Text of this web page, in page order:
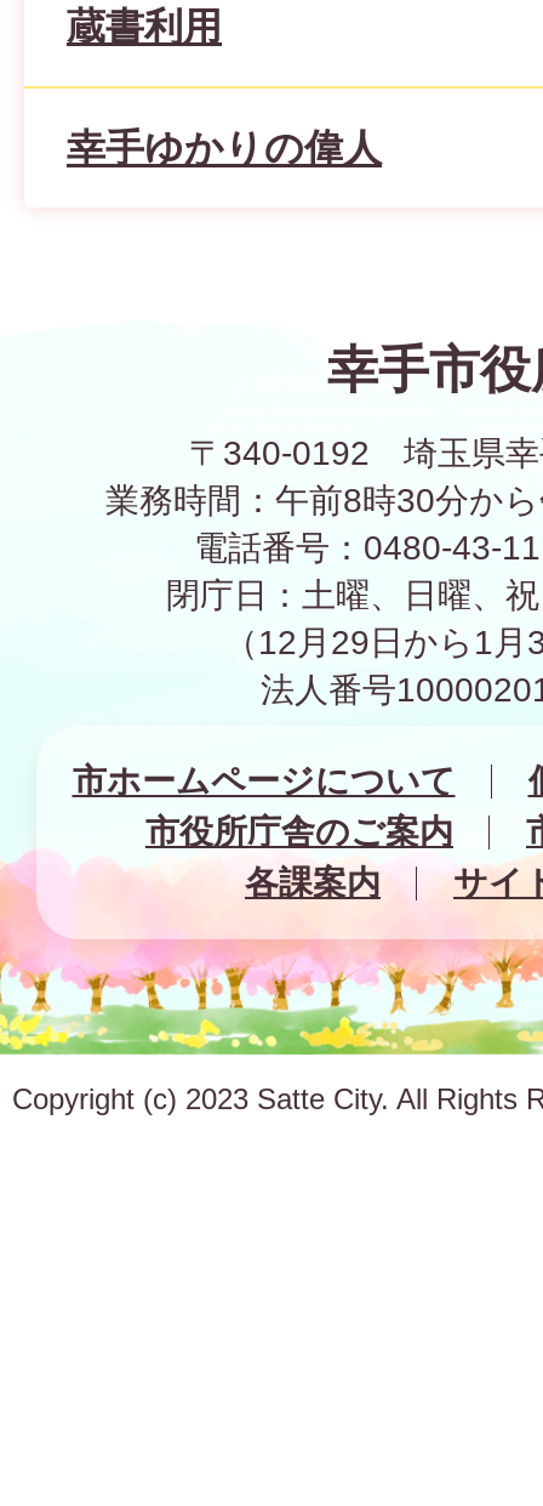
蔵書利用
幸手ゆかりの偉人
幸手市役
〒340-0192 埼玉県幸
業務時間：午前8時30分か
電話番号：0480-43-
閉庁日：土曜、日曜、
（12月29日から1
法人番号
市ホームページについて
市役所庁舎のご案内
各課案内
サイ
Copyright (c) 2023 Satte City. All Rights